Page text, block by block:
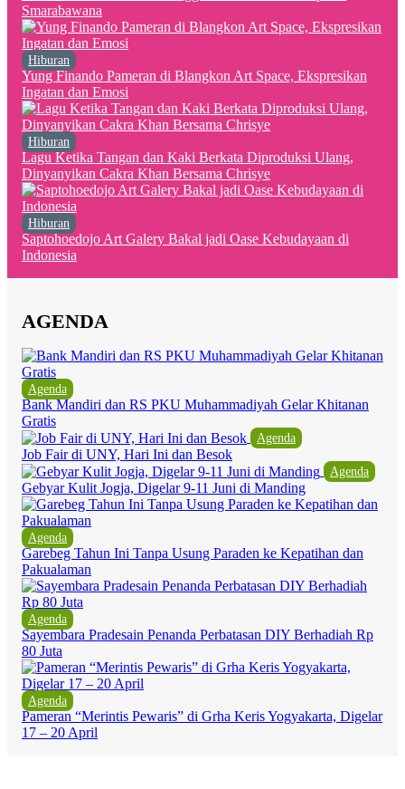
Smarabawana
Hiburan
Yung Finando Pameran di Blangkon Art Space, Ekspresikan
Ingatan dan Emosi
Hiburan
Lagu Ketika Tangan dan Kaki Berkata Diproduksi Ulang,
Dinyanyikan Cakra Khan Bersama Chrisye
Hiburan
Saptohoedojo Art Galery Bakal jadi Oase Kebudayaan di
Indonesia
AGENDA
Agenda
Bank Mandiri dan RS PKU Muhammadiyah Gelar Khitanan
Gratis
Agenda
Job Fair di UNY, Hari Ini dan Besok
Agenda
Gebyar Kulit Jogja, Digelar 9-11 Juni di Manding
Agenda
Garebeg Tahun Ini Tanpa Usung Paraden ke Kepatihan dan
Pakualaman
Agenda
Sayembara Pradesain Penanda Perbatasan DIY Berhadiah Rp
80 Juta
Agenda
Pameran “Merintis Pewaris” di Grha Keris Yogyakarta, Digelar
17 – 20 April